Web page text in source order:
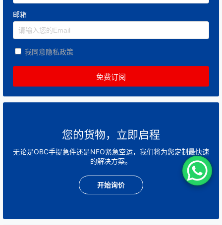
邮箱
我同意隐私政策
您的货物，立即启程
无论是OBC手提急件还是NFO紧急空运，我们将为您定制最快速
的解决方案。
开始询价